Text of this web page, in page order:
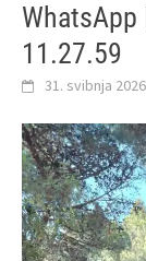
WhatsApp
11.27.59
31. svibnja